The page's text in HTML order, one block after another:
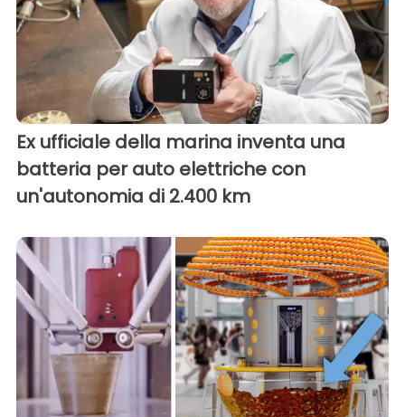
Ex ufficiale della marina inventa una
batteria per auto elettriche con
un'autonomia di 2.400 km